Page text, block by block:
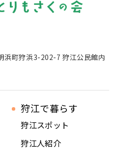
浜町狩浜3-202-7 狩江公民館内
狩江で暮らす
狩江スポット
狩江人紹介